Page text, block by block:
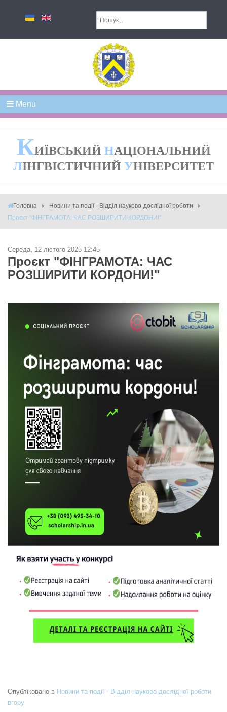
Menu
КИЇВСЬКИЙ НАЦІОНАЛЬНИЙ
ЛІНГВІСТИЧНИЙ УНІВЕРСИТЕТ
Головна
Новини та події - Відділ науково-дослідної роботи
Проєкт "ФІНГРАМОТА: ЧАС РОЗШИРИТИ КОРДОНИ!"
Середа, 12 лютого 2025 12:45
Проєкт "ФІНГРАМОТА: ЧАС
РОЗШИРИТИ КОРДОНИ!"
Опубліковано в Новини та події - Відділ науково-дослідної роботи
вгору